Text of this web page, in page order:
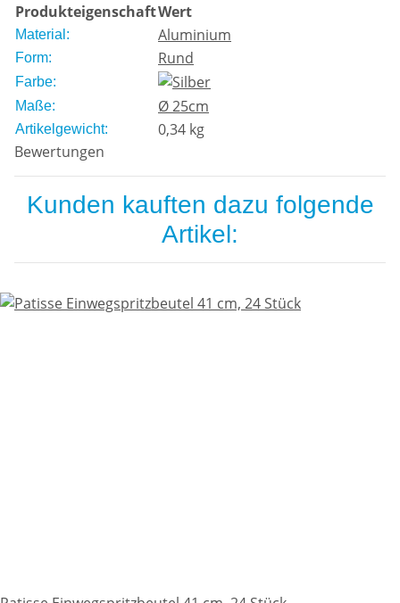
ProdukteigenschaftWert
Material: Aluminium
Form: Rund
Farbe:
Maße:
Ø 25cm
Artikelgewicht: 0,34 kg
Bewertungen
Kunden kauften dazu folgende
Artikel: